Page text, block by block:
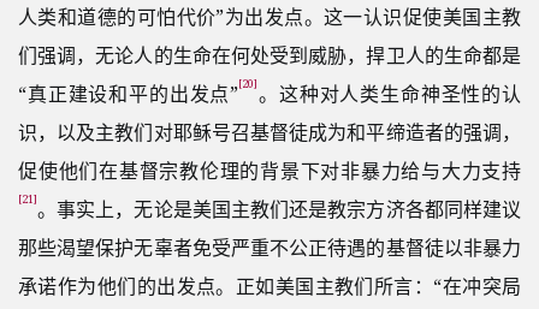
人类和道德的可怕代价”为出发点。这一认识促使美国主教
们强调，无论人的生命在何处受到威胁，捍卫人的生命都是
“真正建设和平的出发点”[20]。这种对人类生命神圣性的认
识，以及主教们对耶稣号召基督徒成为和平缔造者的强调，
促使他们在基督宗教伦理的背景下对非暴力给与大力支持
[21]。事实上，无论是美国主教们还是教宗方济各都同样建议
那些渴望保护无辜者免受严重不公正待遇的基督徒以非暴力
承诺作为他们的出发点。正如美国主教们所言：“在冲突局